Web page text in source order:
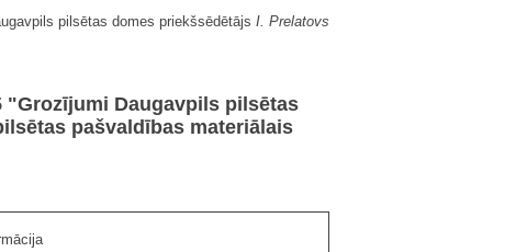
pilsētas domes priekšsēdētājs I. Prelatovs
"Grozījumi Daugavpils pilsētas
pašvaldības materiālais